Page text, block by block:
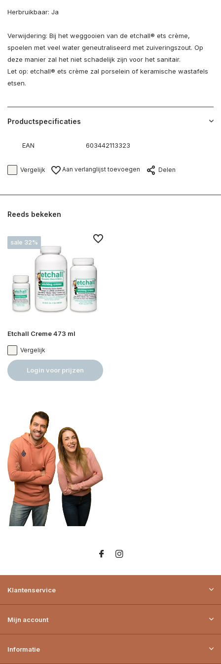
Herbruikbaar: Ja
Verwijdering: Bij het weggooien van de etchall® ets crème,
spoelen met veel water geneutraliseerd met zuiveringszout. Op
deze manier zal het niet schadelijk zijn voor het sanitair.
Let op: etchall® ets crème zal porselein of keramische wastafels
etsen.
Productspecificaties
EAN 603442113323
Vergelijk Aan verlanglijst toevoegen Delen
Reeds bekeken
sale 32%
Etchall Creme 473 ml
Vergelijk
Login voor prijzen
Klantenservice
Mijn account
Informatie